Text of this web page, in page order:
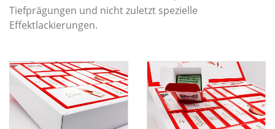
Tiefprägungen und nicht zuletzt spezielle
Effektlackierungen.